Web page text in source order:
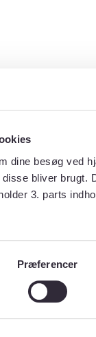
dine besøg ved
bliver
3. parts
Præferencer